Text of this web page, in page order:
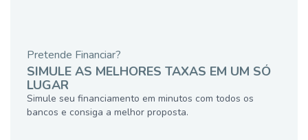
Pretende Financiar?
SIMULE AS MELHORES TAXAS EM UM SÓ
LUGAR
Simule seu financiamento em minutos com todos os
bancos e consiga a melhor proposta.